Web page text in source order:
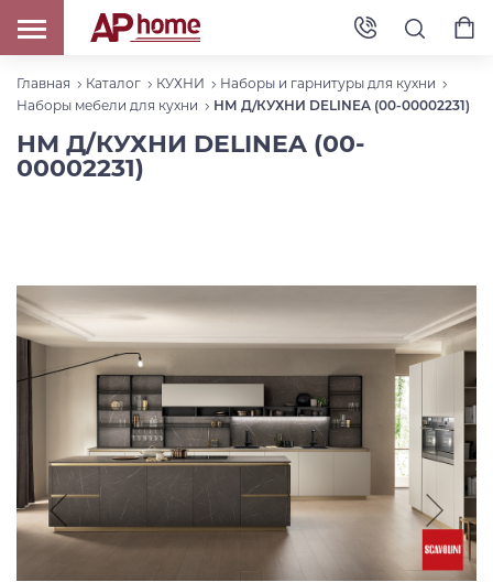
Главная Каталог КУХНИ
Наборы и гарнитуры для кухни
Наборы мебели для кухни
НМ Д/КУХНИ DELINEA (00-00002231)
НМ Д/КУХНИ DELINEA (00-
00002231)